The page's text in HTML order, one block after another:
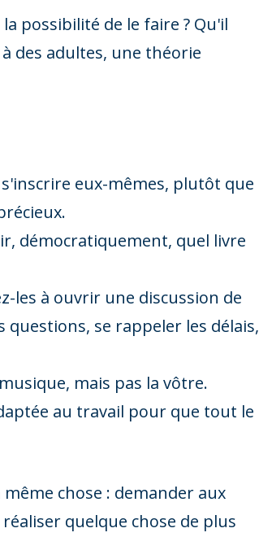
possibilité de le faire ? Qu'il
des adultes, une théorie
eux-mêmes, plutôt que
démocratiquement, quel livre
les à ouvrir une discussion de
se rappeler les délais,
mais pas la vôtre.
au travail pour que tout le
chose : demander aux
quelque chose de plus